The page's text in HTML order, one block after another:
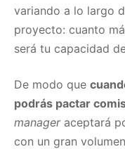
variando a lo largo
proyecto: cuanto
será tu capacidad
De modo que
podrás pactar
manageraceptará
con un gran